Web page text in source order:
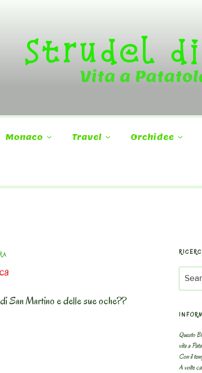
Strudel
Vita a
Monaco Travel Orchidee
San Martino e delle sue oche??
for:
Questo
vita a
Con il
A volte